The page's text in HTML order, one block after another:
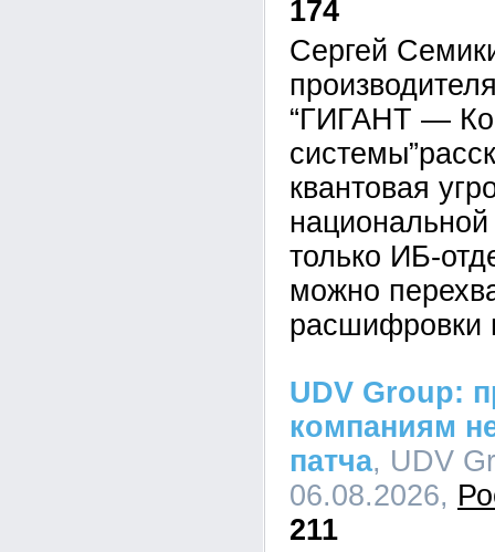
174
Сергей
“ГИГАНТ —
квантовая
только ИБ-
можно
расшифровки
UDV Group:
компаниям
патча, UDV
06.08.2026,
211